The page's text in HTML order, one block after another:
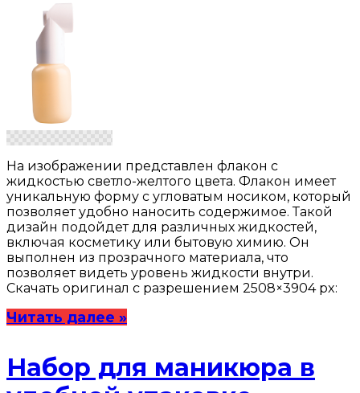
На изображении представлен флакон с
жидкостью светло-желтого цвета. Флакон имеет
уникальную форму с угловатым носиком, который
позволяет удобно наносить содержимое. Такой
дизайн подойдет для различных жидкостей,
включая косметику или бытовую химию. Он
выполнен из прозрачного материала, что
позволяет видеть уровень жидкости внутри.
Скачать оригинал с разрешением 2508×3904 px:
Читать далее »
Набор для маникюра в